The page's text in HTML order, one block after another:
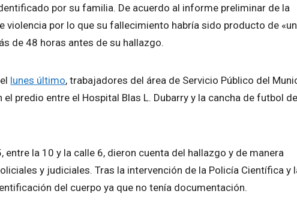
por su familia. De acuerdo al informe preliminar de la
violencia por lo que su fallecimiento habría sido producto de «un
de 48 horas antes de su hallazgo.
lunes último, trabajadores del área de Servicio Público del
predio entre el Hospital Blas L. Dubarry y la cancha de futbol
entre la 10 y la calle 6, dieron cuenta del hallazgo y de manera
y judiciales. Tras la intervención de la Policía Científica y
del cuerpo ya que no tenía documentación.